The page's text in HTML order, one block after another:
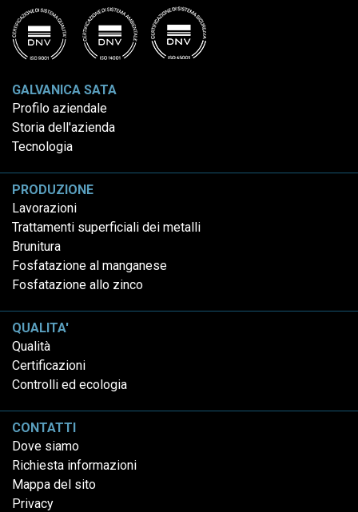
GALVANICA SATA
Profilo aziendale
Storia dell'azienda
Tecnologia
PRODUZIONE
Lavorazioni
Trattamenti superficiali dei metalli
Brunitura
Fosfatazione al manganese
Fosfatazione allo zinco
QUALITA'
Qualità
Certificazioni
Controlli ed ecologia
CONTATTI
Dove siamo
Richiesta informazioni
Mappa del sito
Privacy